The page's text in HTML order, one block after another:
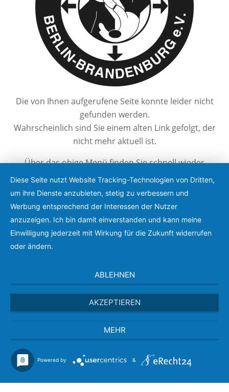
Die von Ihnen aufgerufene Seite konnte leider nicht
gefunden werden.
Wahrscheinlich sind Sie einem alten Link gefolgt, der
nicht mehr aktuell ist.
Über das obige Menü finden Sie schnell wieder
zurück.
Alternativ kommen Siehier zurück zur Startseite
Diese Seite nutzt Website Tracking-Technologien von Dritten,
um ihre Dienste anzubieten, stetig zu verbessern und
Werbung entsprechend der Interessen der Nutzer
anzuzeigen. Ich bin damit einverstanden und kann meine
Einwilligung jederzeit mit Wirkung für die Zukunft widerrufen
oder ändern.
ABLEHNEN
AKZEPTIEREN
MEHR
Powered by &